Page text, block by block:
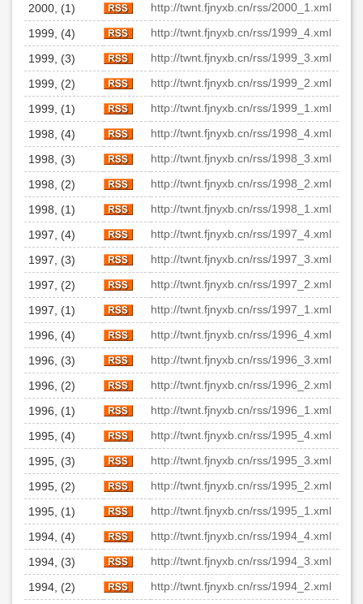
2000, (1)
http://twnt.fjnyxb.cn/rss/2000_1.xml
1999, (4)
http://twnt.fjnyxb.cn/rss/1999_4.xml
1999, (3)
http://twnt.fjnyxb.cn/rss/1999_3.xml
1999, (2)
http://twnt.fjnyxb.cn/rss/1999_2.xml
1999, (1)
http://twnt.fjnyxb.cn/rss/1999_1.xml
1998, (4)
http://twnt.fjnyxb.cn/rss/1998_4.xml
1998, (3)
http://twnt.fjnyxb.cn/rss/1998_3.xml
1998, (2)
http://twnt.fjnyxb.cn/rss/1998_2.xml
1998, (1)
http://twnt.fjnyxb.cn/rss/1998_1.xml
1997, (4)
http://twnt.fjnyxb.cn/rss/1997_4.xml
1997, (3)
http://twnt.fjnyxb.cn/rss/1997_3.xml
1997, (2)
http://twnt.fjnyxb.cn/rss/1997_2.xml
1997, (1)
http://twnt.fjnyxb.cn/rss/1997_1.xml
1996, (4)
http://twnt.fjnyxb.cn/rss/1996_4.xml
1996, (3)
http://twnt.fjnyxb.cn/rss/1996_3.xml
1996, (2)
http://twnt.fjnyxb.cn/rss/1996_2.xml
1996, (1)
http://twnt.fjnyxb.cn/rss/1996_1.xml
1995, (4)
http://twnt.fjnyxb.cn/rss/1995_4.xml
1995, (3)
http://twnt.fjnyxb.cn/rss/1995_3.xml
1995, (2)
http://twnt.fjnyxb.cn/rss/1995_2.xml
1995, (1)
http://twnt.fjnyxb.cn/rss/1995_1.xml
1994, (4)
http://twnt.fjnyxb.cn/rss/1994_4.xml
1994, (3)
http://twnt.fjnyxb.cn/rss/1994_3.xml
1994, (2)
http://twnt.fjnyxb.cn/rss/1994_2.xml